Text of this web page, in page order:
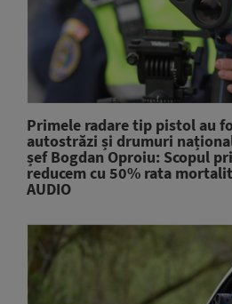
Primele radare tip pistol au
autostrăzi și drumuri
șef Bogdan Oproiu: Scopul
reducem cu 50% rata
AUDIO